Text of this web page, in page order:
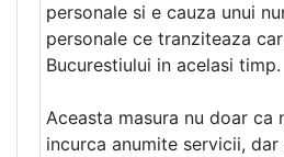
personale si e cauza unui
personale ce tranziteaza
Bucurestiului in acelasi timp.
Aceasta masura nu doar ca
incurca anumite servicii,